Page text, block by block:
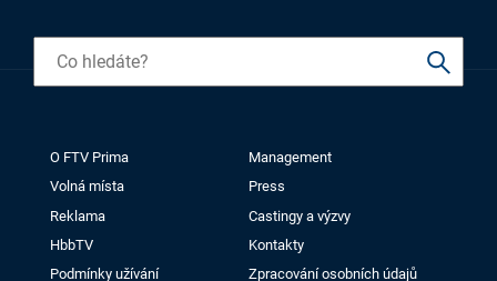
O FTV Prima
Management
Volná místa
Press
Reklama
Castingy a výzvy
HbbTV
Kontakty
Podmínky užívání
Zpracování osobních údajů